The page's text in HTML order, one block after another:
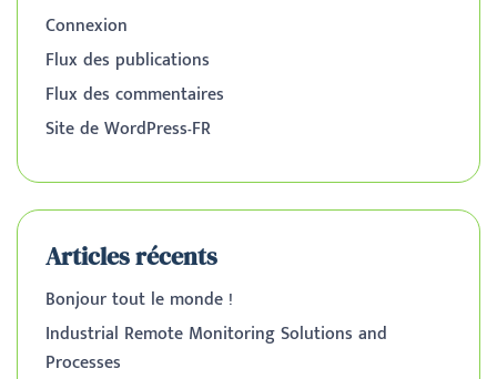
Connexion
Flux des publications
Flux des commentaires
Site de WordPress-FR
Articles récents
Bonjour tout le monde !
Industrial Remote Monitoring Solutions and
Processes